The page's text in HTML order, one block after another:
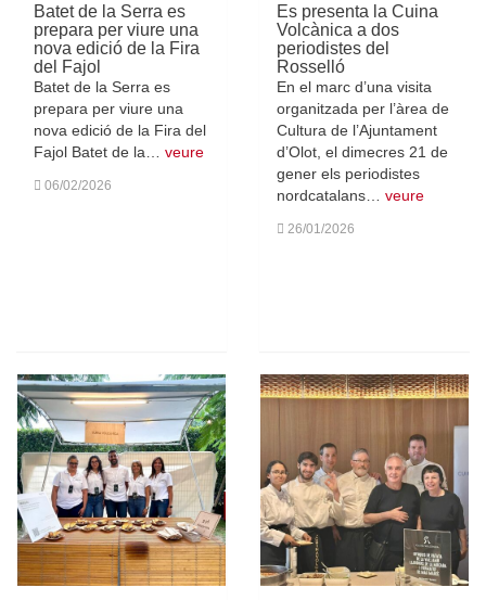
Batet de la Serra es
prepara per viure una
nova edició de la Fira
del Fajol
Batet de la Serra es
prepara per viure una
nova edició de la Fira del
Fajol Batet de la… veure
06/02/2026
Es presenta la Cuina
Volcànica a dos
periodistes del
Rosselló
En el marc d’una visita
organitzada per l’àrea de
Cultura de l’Ajuntament
d’Olot, el dimecres 21 de
gener els periodistes
nordcatalans… veure
26/01/2026